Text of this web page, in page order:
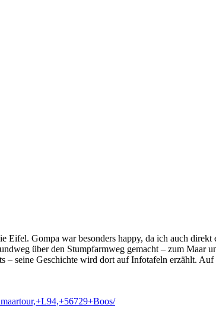
Eifel. Gompa war besonders happy, da ich auch
über den Stumpfarmweg gemacht – zum
– seine Geschichte wird dort auf Infotafeln erzählt.